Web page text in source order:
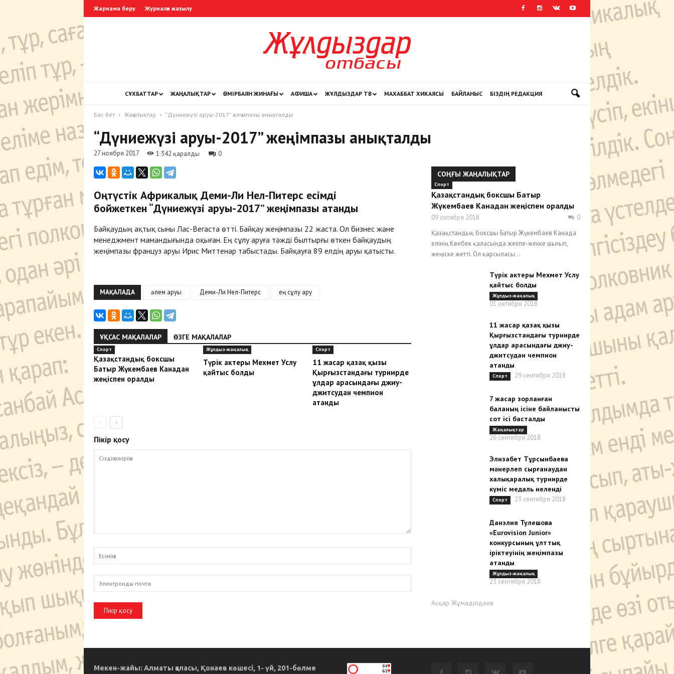
Жарнама беру Журналға жазылу
СҰХБАТТАР ЖАҢАЛЫҚТАР ӨМІРБАЯН ЖИНАҒЫ АФИША ЖҰЛДЫЗДАР ТВ МАХАББАТ ХИКАЯСЫ БАЙЛАНЫС БІЗДІҢ РЕДАКЦИЯ
Бас бет Жаңалықтар “Дүниежүзі аруы-2017” жеңімпазы анықталды
“Дүниежүзі аруы-2017” жеңімпазы анықталды
27 ноября 2017 1 342 қаралды 0
Оңтүстік Африкалық Деми-Ли Нел-Питерс есімді
бойжеткен “Дүниежүзі аруы-2017” жеңімпазы атанды
Байқаудың ақтық сыны Лас-Вегаста өтті. Байқау жеңімпазы 22 жаста. Ол бизнес және
менеджмент мамандығында оқыған. Ең сұлу аруға тәжді былтырғы өткен байқаудың
жеңімпазы француз аруы Ирис Миттенар табыстады. Байқауға 89 елдің аруы қатысты.
МАҚАЛАДА әлем аруы Деми-Ли Нел-Питерс ең сұлу ару
ҰҚСАС МАҚАЛАЛАР ӨЗГЕ МАҚАЛАЛАР
Спорт
Қазақстандық боксшы
Батыр Жүкембаев Канадан
жеңіспен оралды
Жұлдыз-жаңалық
Түрік актеры Мехмет Услу
қайтыс болды
Спорт
11 жасар қазақ қызы
Қырғызстандағы турнирде
ұлдар арасындағы джиу-
джитсудан чемпион
атанды
Пікір қосу
СОҢҒЫ ЖАҢАЛЫҚТАР
Спорт
Қазақстандық боксшы Батыр
Жүкембаев Канадан жеңіспен оралды
09 октября 2018
0
Қазақстандық боксшы Батыр Жүкембаев Канада
елінің Квебек қаласында жекпе-жекке шығып,
жеңіске жетті. Ол қарсыласы...
Түрік актеры Мехмет Услу
қайтыс болды
Жұлдыз-жаңалық
01 октября 2018
11 жасар қазақ қызы
Қырғызстандағы турнирде
ұлдар арасындағы джиу-
джитсудан чемпион
атанды
Спорт 29 сентября 2018
7 жасар зорланған
баланың ісіне байланысты
сот ісі басталды
Жаңалықтар
26 сентября 2018
Элизабет Тұрсынбаева
мәнерлеп сырғанаудан
халықаралық турнирде
күміс медаль иеленді
Спорт 23 сентября 2018
Данэлия Тулешова
«Eurovision Junior»
конкурсының ұлттық
іріктеуінің жеңімпазы
атанды
Жұлдыз-жаңалық
23 сентября 2018
Асқар Жұмаділдаев
Мекен-жайы: Алматы қаласы, Қонаев көшесі, 1- үй, 201-бөлме